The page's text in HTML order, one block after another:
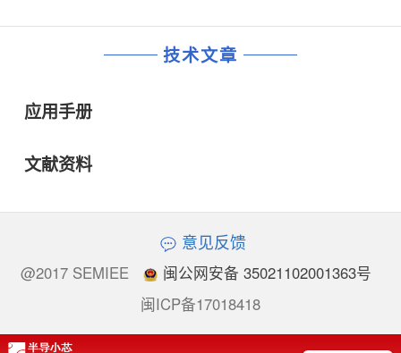
技术文章
应用手册
文献资料
意见反馈
@2017 SEMIEE
闽公网安备 35021102001363号
闽ICP备17018418